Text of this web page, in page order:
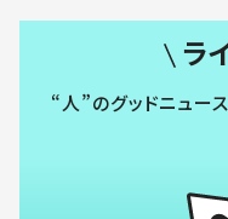
ラ
“人”のグッドニュー